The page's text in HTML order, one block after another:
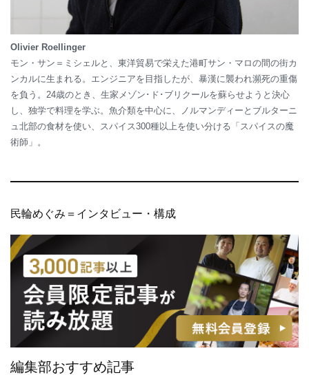
Olivier Roellinger
モン・サン＝ミシェルと、東洋貿易で栄えた港町サン・マロの間の街カ
ンカルに生まれる。エンジニアを目指したが、暴漢に襲われ瀕死の重傷
を負う。24歳のとき、生家メゾン･ド･ブリクールを蘇らせようと決心
し、独学で料理を学ぶ。魚介類を中心に、ノルマンディーとブルターニ
ュ北部の食材を使い、スパイス300種以上を使い分ける「スパイスの魔
術師」。
民輪めぐみ＝インタビュー・構成
編集部おすすめ記事